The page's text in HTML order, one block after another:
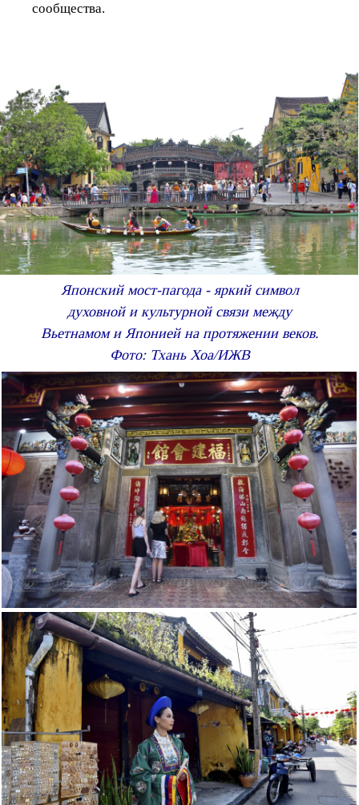
сообщества.
Японский мост-пагода - яркий символ
духовной и культурной связи между
Вьетнамом и Японией на протяжении веков.
Фото: Тхань Хоа/ИЖВ